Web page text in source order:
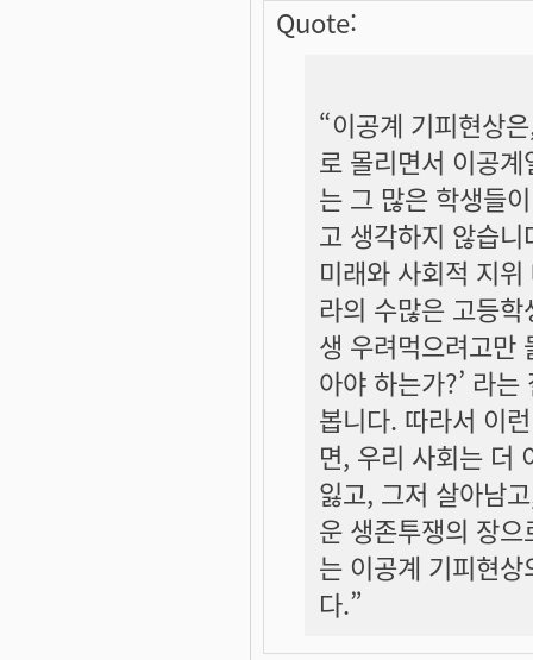
Quote:
“이공계 기피현상
로 몰리면서 이공
는 그 많은 학생들
고 생각하지 않습
미래와 사회적 지
라의 수많은 고등
생 우려먹으려고만
아야 하는가?’ 라
봅니다. 따라서 이
면, 우리 사회는 더
잃고, 그저 살아남
운 생존투쟁의 장
는 이공계 기피현
다.”